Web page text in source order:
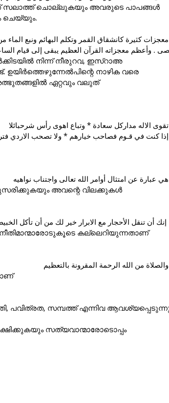
ചൊല്ലുകയും അവരുടെ പാപങ്ങൾ
معجزات كثيرة كانشقاق القمر وتكلم البهائم ونبع الماء
. وأعظم معجزاته القرآن العظيم يبقى إلى قيام
നിന്ന് നീരുറവ, ഇസ്റാഅ
ഉയിർത്തെഴുന്നേൽപിന്റെ നാഴിക വരെ
ഏറ്റവും വലുത്
അവന്റെ വിലക്കുകൾ
കല്ലെറിയുന്നതാണ്
പവിത്രത, സമ്പത്ത് എന്നിവ
സത്യവാന്മാരോടൊപ്പം